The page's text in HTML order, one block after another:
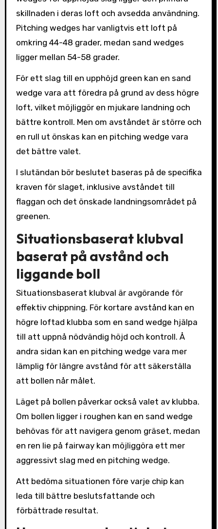
skillnaden i deras loft och avsedda användning.
Pitching wedges har vanligtvis ett loft på
omkring 44-48 grader, medan sand wedges
ligger mellan 54-58 grader.
För ett slag till en upphöjd green kan en sand
wedge vara att föredra på grund av dess högre
loft, vilket möjliggör en mjukare landning och
bättre kontroll. Men om avståndet är större och
en rull ut önskas kan en pitching wedge vara
det bättre valet.
I slutändan bör beslutet baseras på de specifika
kraven för slaget, inklusive avståndet till
flaggan och det önskade landningsområdet på
greenen.
Situationsbaserat klubval
baserat på avstånd och
liggande boll
Situationsbaserat klubval är avgörande för
effektiv chippning. För kortare avstånd kan en
högre loftad klubba som en sand wedge hjälpa
till att uppnå nödvändig höjd och kontroll. Å
andra sidan kan en pitching wedge vara mer
lämplig för längre avstånd för att säkerställa
att bollen når målet.
Läget på bollen påverkar också valet av klubba.
Om bollen ligger i roughen kan en sand wedge
behövas för att navigera genom gräset, medan
en ren lie på fairway kan möjliggöra ett mer
aggressivt slag med en pitching wedge.
Att bedöma situationen före varje chip kan
leda till bättre beslutsfattande och
förbättrade resultat.